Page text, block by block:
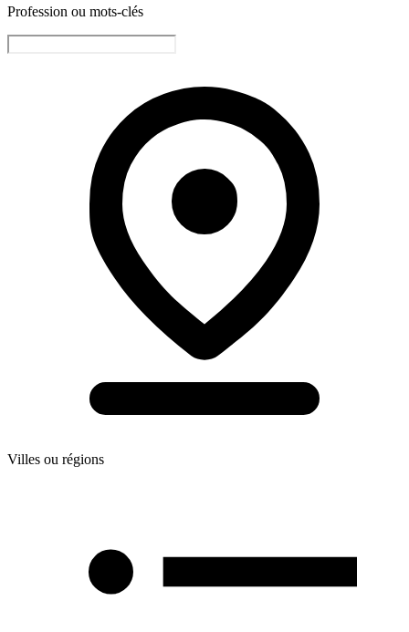
Profession ou mots-clés
Villes ou régions